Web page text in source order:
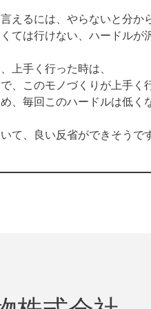
えるには、やらないと分か
ては行けない、ハードルが
上手く行った時は、
で、このモノづくりが上手く
、毎回このハードルは低く
て、良い反省ができそうで